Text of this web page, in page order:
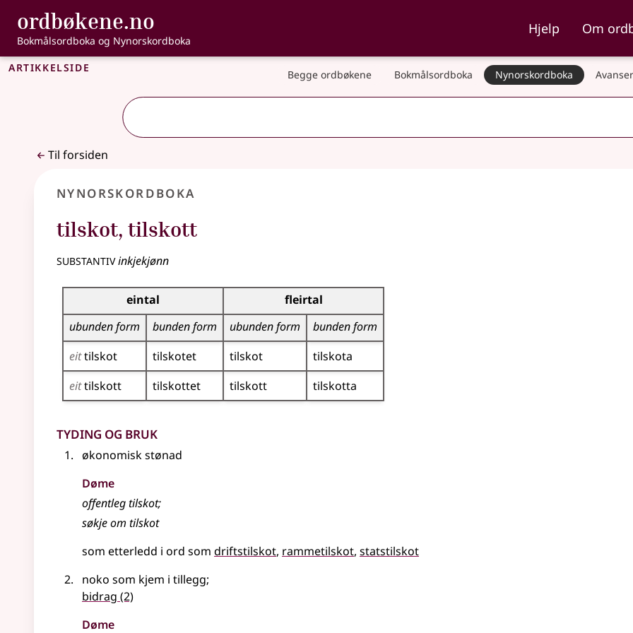
Gå til hovedinnhold
Tilgjengelighet
ordbøkene.no , Bokmålsordboka og Nynorskordboka
Bokmålsordboka og Nynorskordboka
Hjelp Om
Artikkelside Begge ordbøkene Bokmålsordboka Nynorskordboka
Til forsiden
Nynorskordboka
tilskot, tilskott
substantivinkjekjønn
Bøyningstabell for dette substantivet
eintal
fleirtal
ubunden form
bunden form ubunden form
bunden form
eittilskot tilskotet tilskot
tilskota
eittilskott tilskottet tilskott tilskotta
Tyding og bruk
økonomisk stønad
Døme
offentlegtilskot;
søkje om tilskot
som etterledd i ord som driftstilskot rammetilskot statstilskot
noko som kjem i tillegg;
bidrag (2)
Døme